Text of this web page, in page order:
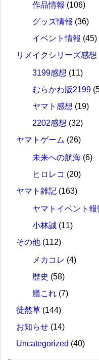
作品情報 (106)
グッズ情報 (36)
イベント情報 (45)
リメイクシリーズ感想
3199感想 (11)
むらかわ版2199
ヤマト感想 (19)
2202感想 (32)
ヤマトゲーム (26)
未来への航海 (6)
ヒロレコ (20)
ヤマト雑記 (163)
ヤマトイベント報
小林誠 (11)
その他 (112)
メカコレ (4)
歴史 (58)
艦これ (7)
徒然草 (144)
お知らせ (14)
Uncategorized (40)